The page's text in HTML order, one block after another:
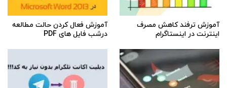
آموزش ترفند کاهش مصرف
اینترنت در اینستاگرام
آموزش فعال کردن حالت مطالعه
درشب فایل های PDF